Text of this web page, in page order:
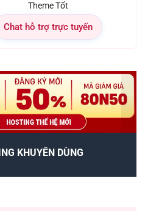
Theme Tốt
Chat hỗ trợ trực tuyến
KHUYÊN DÙNG